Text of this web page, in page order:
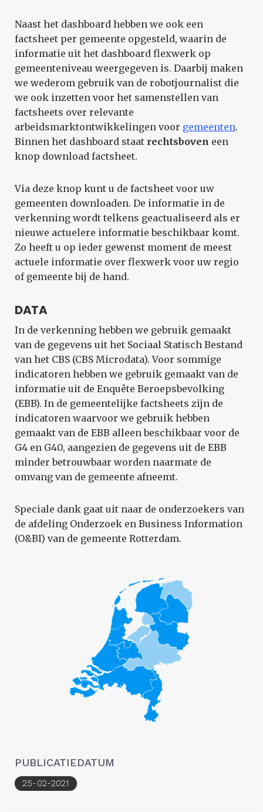
Naast het dashboard hebben we ook een
factsheet per gemeente opgesteld, waarin de
informatie uit het dashboard flexwerk op
gemeenteniveau weergegeven is. Daarbij maken
we wederom gebruik van de robotjournalist die
we ook inzetten voor het samenstellen van
factsheets over relevante
arbeidsmarktontwikkelingen voor gemeenten.
Binnen het dashboard staat rechtsboven een
knop download factsheet.
Via deze knop kunt u de factsheet voor uw
gemeenten downloaden. De informatie in de
verkenning wordt telkens geactualiseerd als er
nieuwe actuelere informatie beschikbaar komt.
Zo heeft u op ieder gewenst moment de meest
actuele informatie over flexwerk voor uw regio
of gemeente bij de hand.
DATA
In de verkenning hebben we gebruik gemaakt
van de gegevens uit het Sociaal Statisch Bestand
van het CBS (CBS Microdata). Voor sommige
indicatoren hebben we gebruik gemaakt van de
informatie uit de Enquête Beroepsbevolking
(EBB). In de gemeentelijke factsheets zijn de
indicatoren waarvoor we gebruik hebben
gemaakt van de EBB alleen beschikbaar voor de
G4 en G40, aangezien de gegevens uit de EBB
minder betrouwbaar worden naarmate de
omvang van de gemeente afneemt.
Speciale dank gaat uit naar de onderzoekers van
de afdeling Onderzoek en Business Information
(O&BI) van de gemeente Rotterdam.
PUBLICATIEDATUM
25-02-2021